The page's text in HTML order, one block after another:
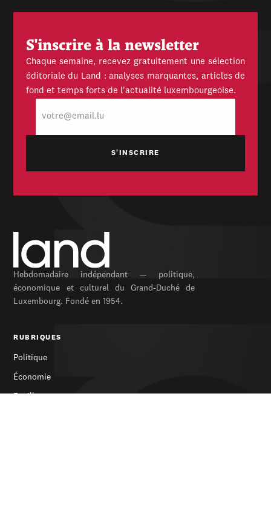
S'inscrire à la newsletter
Chaque semaine, recevez gratuitement une sélection
éditoriale du Land : analyses marquantes, articles de
fond et temps forts de l'actualité luxembourgeoise.
mail
Hebdomadaire indépendant — politique,
économique et culturel du Grand-Duché de
Luxembourg. Fondé en 1954.
RUBRIQUES
Politique
Économie